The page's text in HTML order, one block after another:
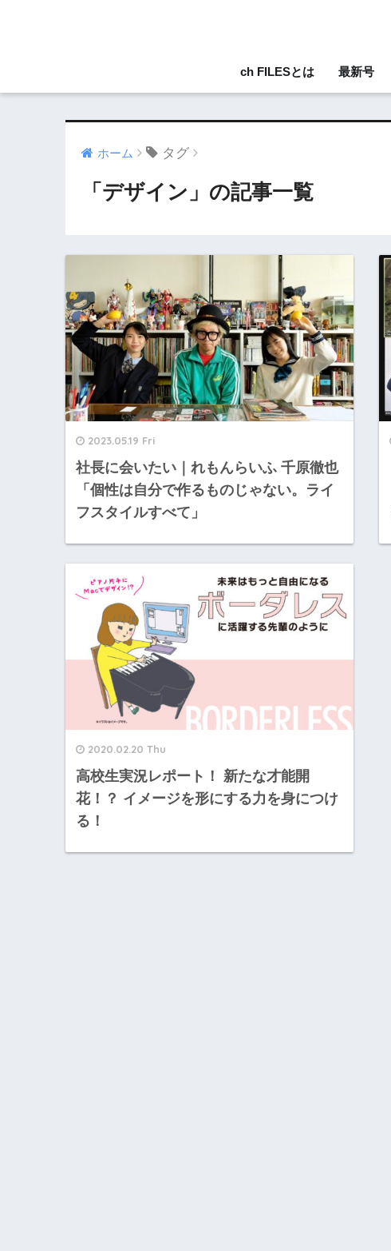
ch FILESとは 最新号
ホーム タグ
「デザイン」の記事一覧
2023.05.19 Fri
社長に会いたい｜れもんらいふ 千原徹也
「個性は自分で作るものじゃない。ライ
フスタイルすべて」
2020.02.20 Thu
高校生実況レポート！ 新たな才能開
花！？ イメージを形にする力を身につけ
る！